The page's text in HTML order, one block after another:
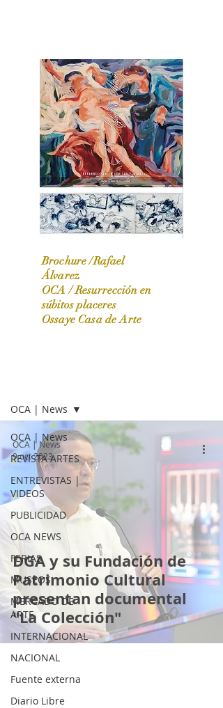
OCA|News 31 / Marzo-Abril / 2024
Brochure /Rafael
Álvarez
OCA /Resurrección en
súbitos placeres
Ossaye Casa de Arte
OCA | News
REVISTA ARTES
ENTREVISTAS |
VIDEOS
PUBLICIDAD
OCA NEWS
FERIAS
MUSEOS
MERCADO DE
ARTE
INTERNACIONAL
NACIONAL
Fuente externa
Diario Libre
OCA | News
DGA y su Fundación de
Patrimonio Cultural
presentan documental
"La Colección"
OCA | News
9 oct 2023